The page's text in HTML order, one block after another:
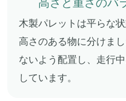
木製パレットは平らな
高さのある物に分けま
ないよう配置し、走行
しています。